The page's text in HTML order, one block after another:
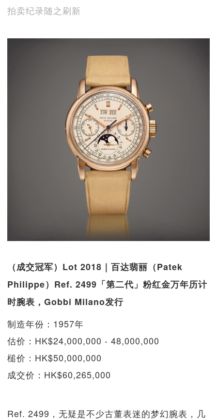
拍卖纪录随之刷新
（成交冠军）Lot 2018｜百达翡丽（Patek
Philippe）Ref. 2499「第二代」粉红金万年历计
时腕表，Gobbi Milano发行
制造年份：1957年
估价：HK$24,000,000 - 48,000,000
槌价：HK$50,000,000
成交价：HK$60,265,000
Ref. 2499，无疑是不少古董表迷的梦幻腕表，几